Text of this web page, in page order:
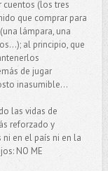
cuentos (los tres
que comprar para
lámpara, una
al principio, que
de jugar
inasumible...
las vidas de
reforzado y
en el país ni en la
NO ME